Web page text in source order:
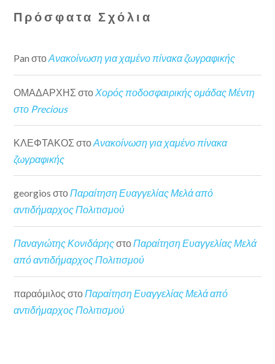
Πρόσφατα Σχόλια
Pan στοΑνακοίνωση για χαμένο πίνακα ζωγραφικής
ΟΜΑΔΑΡΧΗΣ στο Χορός ποδοσφαιρικής ομάδας Μέντη
στο Precious
ΚΛΕΦΤΑΚΟΣ στοΑνακοίνωση για χαμένο πίνακα
ζωγραφικής
georgios στοΠαραίτηση Ευαγγελίας Μελά από
αντιδήμαρχος Πολιτισμού
Παναγιώτης ΚονιδάρηςστοΠαραίτηση Ευαγγελίας Μελά
από αντιδήμαρχος Πολιτισμού
παραόμιλος στοΠαραίτηση Ευαγγελίας Μελά από
αντιδήμαρχος Πολιτισμού